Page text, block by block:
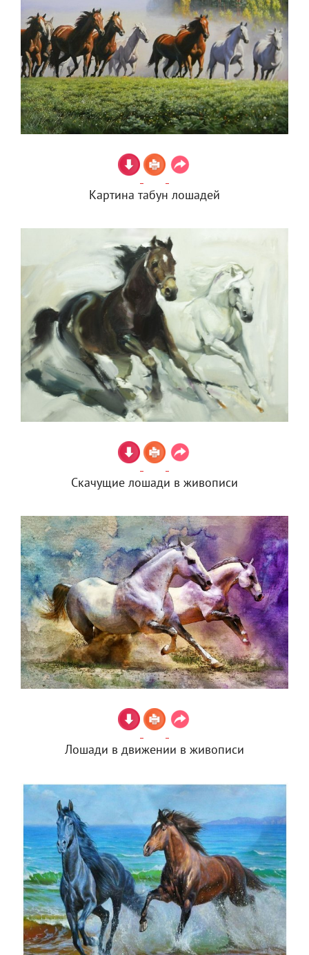
Картина табун лошадей
Скачущие лошади в живописи
Лошади в движении в живописи